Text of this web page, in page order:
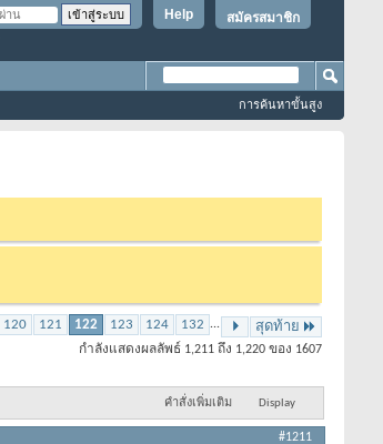
สมัครสมาชิก
Help
การค้นหาขั้นสูง
120 121 122 123 124 132 ... สุดท้าย
กำลังแสดงผลลัพธ์ 1,211 ถึง 1,220 ของ 1607
คำสั่งเพิ่มเติม Display
#1211